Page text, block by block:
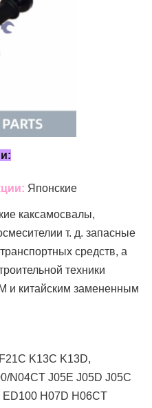
Японские
каксамосвалы,
и т. д. запасные
средств, а
техники
и китайским замененным
K13C K13D,
N04CT J05E J05D J05C
ED100 H07D H06CT